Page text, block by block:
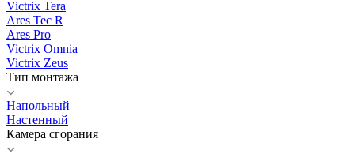
Victrix Tera
Ares Tec R
Ares Pro
Victrix Omnia
Victrix Zeus
Тип монтажа
Напольный
Настенный
Камера сгорания